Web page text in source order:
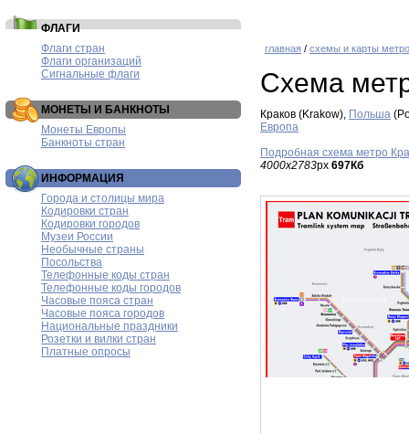
ФЛАГИ
Флаги стран
Флаги организаций
Сигнальные флаги
МОНЕТЫ И БАНКНОТЫ
Монеты Европы
Банкноты стран
ИНФОРМАЦИЯ
Города и столицы мира
Кодировки стран
Кодировки городов
Музеи России
Необычные страны
Посольства
Телефонные коды стран
Телефонные коды городов
Часовые пояса стран
Часовые пояса городов
Национальные праздники
Розетки и вилки стран
Платные опросы
главная / схемы и карты метро
Схема
Краков (Krakow), Польша
Европа
Подробная схема метро
4000x2783px 697Кб